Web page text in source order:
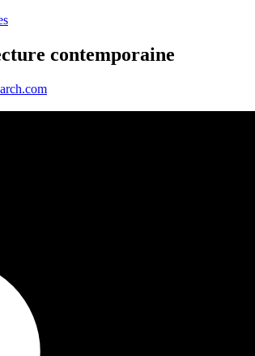
contemporaine